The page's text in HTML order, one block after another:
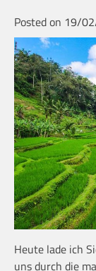
Posted on 19/
Heute lade ich
uns durch die